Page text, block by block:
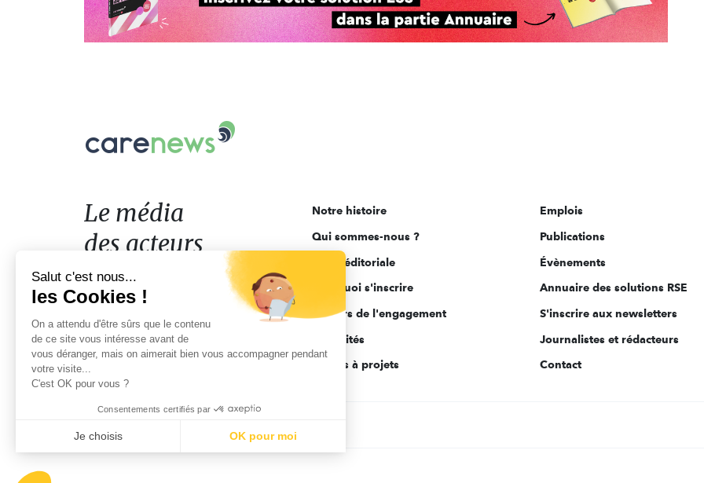
Le
acteurs
de
l'engagement
Le média
des acteurs
de l'engagement
Notre histoire
Qui sommes-nous ?
Ligne éditoriale
Pourquoi s'inscrire
Acteurs de l'engagement
Actualités
Appels à projets
Emplois
Publications
Évènements
Annuaire des solutions RSE
S'inscrire aux newsletters
Journalistes et rédacteurs
Contact
Salut c'est nous...
les Cookies !
On a attendu d'être sûrs que le contenu
de ce site vous intéresse avant de
vous déranger, mais on aimerait bien vous accompagner pendant
votre visite...
C'est OK pour vous ?
Consentements certifiés par
Je choisis OK pour moi